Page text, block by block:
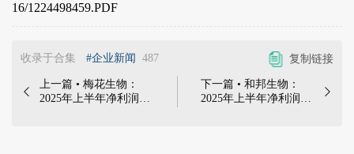
16/1224498459.PDF
收录于合集 #企业新闻 487 复制链接

上一篇 • 梅花生物：
2025年上半年净利润
下一篇 • 和邦生物：
2025年上半年净利润
